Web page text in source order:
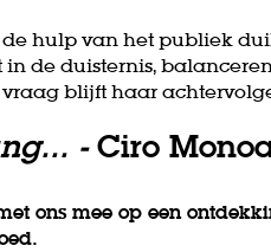
hulp van het publiek
in de duisternis,
blijft haar
-Ciro
ons mee op een